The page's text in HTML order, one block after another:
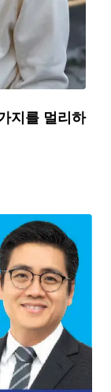
지를 멀리하